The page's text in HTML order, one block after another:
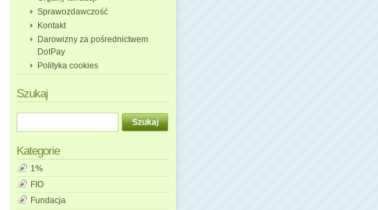
Sprawozdawczość
Kontakt
Darowizny za pośrednictwem
DotPay
Polityka cookies
Szukaj
Kategorie
1%
FIO
Fundacja